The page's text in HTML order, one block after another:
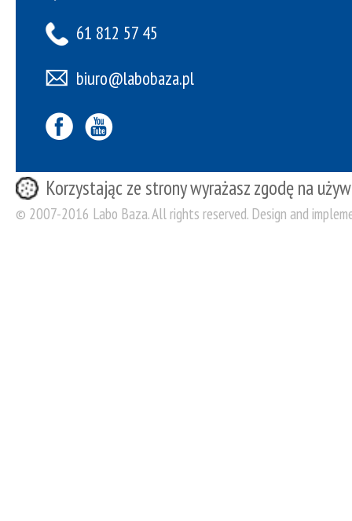
61 812 57 45
biuro@labobaza.pl
Korzystając ze strony wyrażasz zgodę na
© 2007-2016 Labo Baza. All rights reserved. Design and